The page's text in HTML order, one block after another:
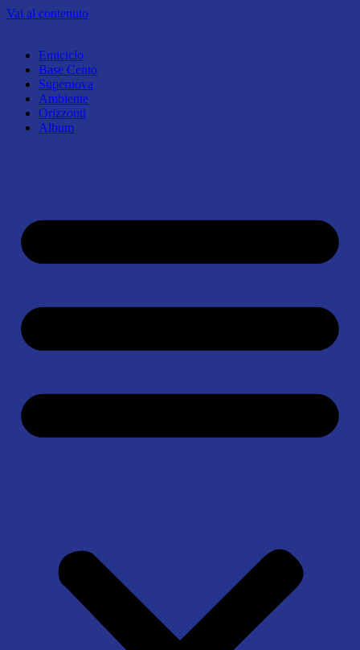
Vai al contenuto
Emiciclo
Base Cento
Supernova
Ambiente
Orizzonti
Album